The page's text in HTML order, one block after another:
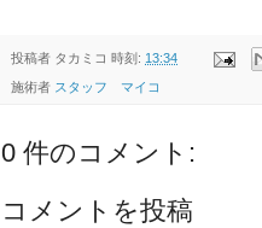
投稿者 タカミコ 時刻: 13:34
施術者 スタッフ マイコ
0 件のコメント:
コメントを投稿